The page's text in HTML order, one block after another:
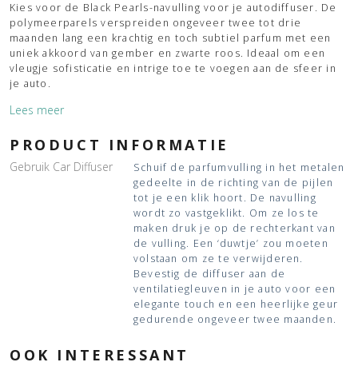
Kies voor de Black Pearls-navulling voor je autodiffuser. De
polymeerparels verspreiden ongeveer twee tot drie
maanden lang een krachtig en toch subtiel parfum met een
uniek akkoord van gember en zwarte roos. Ideaal om een
vleugje sofisticatie en intrige toe te voegen aan de sfeer in
je auto.
Lees meer
PRODUCT INFORMATIE
Gebruik Car Diffuser
Schuif de parfumvulling in het metalen
gedeelte in de richting van de pijlen
tot je een klik hoort. De navulling
wordt zo vastgeklikt. Om ze los te
maken druk je op de rechterkant van
de vulling. Een ‘duwtje’ zou moeten
volstaan om ze te verwijderen.
Bevestig de diffuser aan de
ventilatiegleuven in je auto voor een
elegante touch en een heerlijke geur
gedurende ongeveer twee maanden.
OOK INTERESSANT